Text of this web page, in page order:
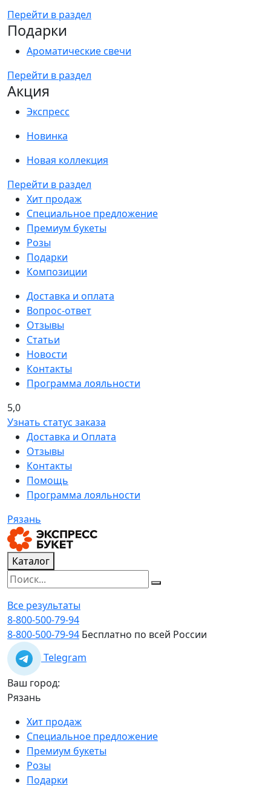
Перейти в раздел
Подарки
Ароматические свечи
Перейти в раздел
Акция
Экспресс
Новинка
Новая коллекция
Перейти в раздел
Хит продаж
Специальное предложение
Премиум букеты
Розы
Подарки
Композиции
Доставка и оплата
Вопрос-ответ
Отзывы
Статьи
Новости
Контакты
Программа лояльности
5,0
Узнать статус заказа
Доставка и Оплата
Отзывы
Контакты
Помощь
Программа лояльности
Рязань
Каталог
Все результаты
8-800-500-79-94
8-800-500-79-94 Бесплатно по всей России
Telegram
Ваш город:
Рязань
Хит продаж
Специальное предложение
Премиум букеты
Розы
Подарки